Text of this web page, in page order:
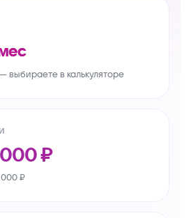
выбираете в калькуляторе
₽
000 ₽